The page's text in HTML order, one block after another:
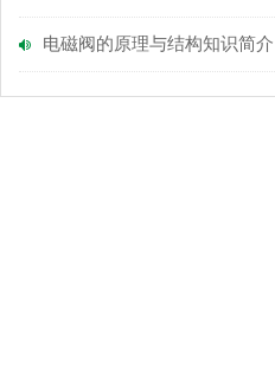
电磁阀的原理与结构知识简介